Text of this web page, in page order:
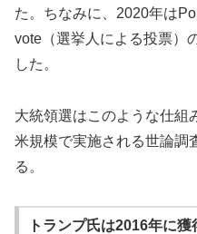
た。ちなみに、2020年は
vote（選挙人による投票）
した。
大統領選はこのような仕組
米規模で実施される世論調
る。
トランプ氏は2016年に